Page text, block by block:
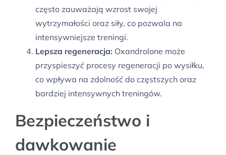
często zauważają wzrost swojej
wytrzymałości oraz siły, co pozwala na
intensywniejsze treningi.
Lepsza regeneracja: Oxandrolone może
przyspieszyć procesy regeneracji po wysiłku,
co wpływa na zdolność do częstszych oraz
bardziej intensywnych treningów.
Bezpieczeństwo i
dawkowanie